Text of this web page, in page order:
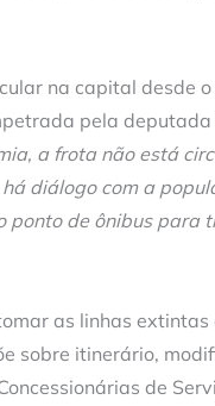
na capital desde
pela
a frota não está
diálogo com a
ponto de ônibus para
as linhas
sobre itinerário,
de